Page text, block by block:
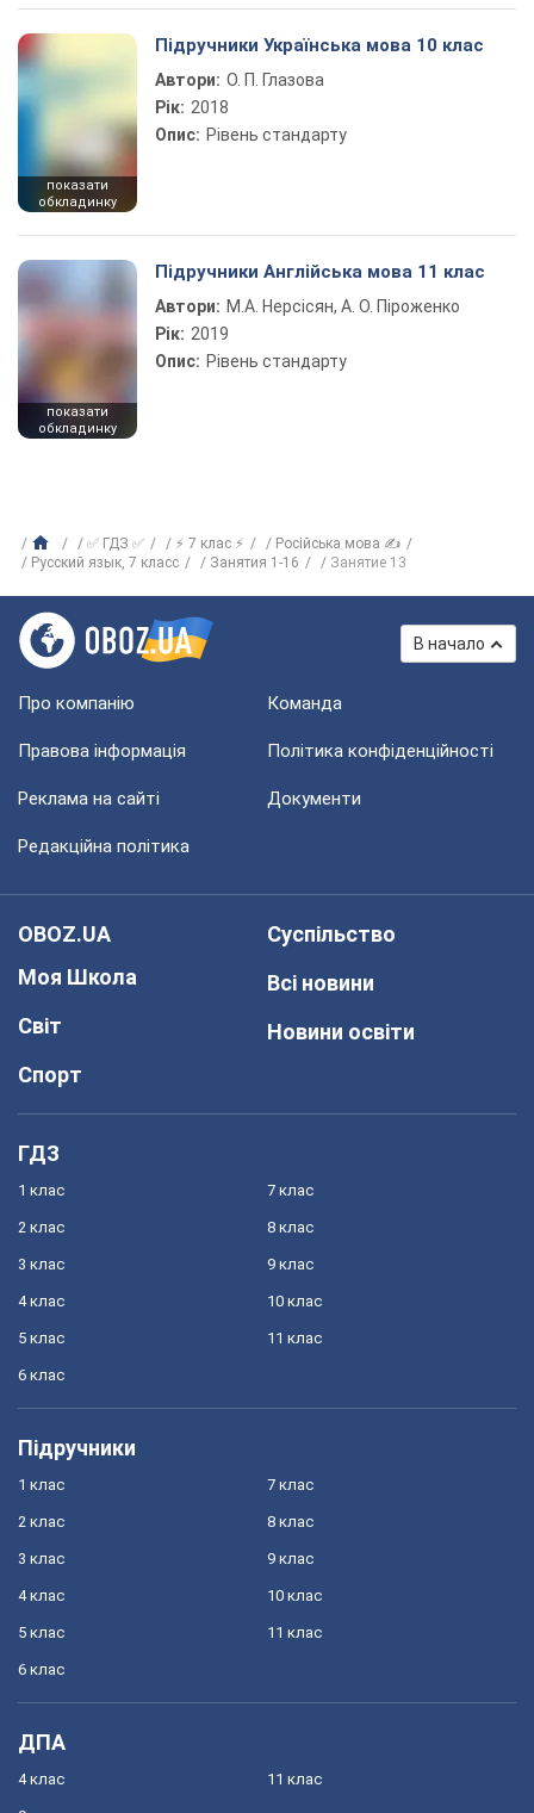
показати
обкладинку
Підручники Українська мова 10 клас
Автори: О. П. Глазова
Рік: 2018
Опис: Рівень стандарту
показати
обкладинку
Підручники Англійська мова 11 клас
Автори: М.А. Нерсісян, А. О. Піроженко
Рік: 2019
Опис: Рівень стандарту
✅ ГДЗ ✅ ⚡ 7 клас ⚡
Російська мова ✍
Русский язык, 7 класс
Занятия 1-16 Занятие 13
В начало
Про компанію Команда
Правова інформація Політика конфіденційності
Реклама на сайті Документи
Редакційна політика
OBOZ.UA
Моя Школа
Світ
Спорт
Суспільство
Всі новини
Новини освіти
ГДЗ
1 клас
2 клас
3 клас
4 клас
5 клас
6 клас
7 клас
8 клас
9 клас
10 клас
11 клас
Підручники
1 клас
2 клас
3 клас
4 клас
5 клас
6 клас
7 клас
8 клас
9 клас
10 клас
11 клас
ДПА
4 клас 11 клас